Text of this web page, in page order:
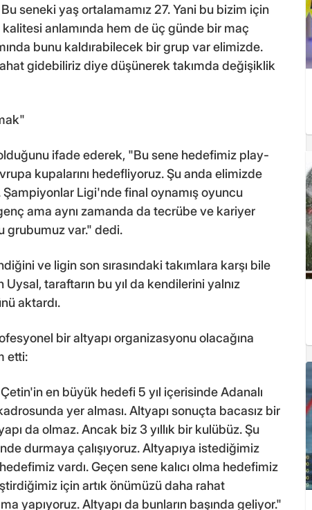
seneki yaş ortalamamız 27. Yani bu bizim için
anlamında hem de üç günde bir maç
bunu kaldırabilecek bir grup var elimizde.
gidebiliriz diye düşünerek takımda değişiklik
ifade ederek, "Bu sene hedefimiz play-
kupalarını hedefliyoruz. Şu anda elimizde
Ligi'nde final oynamış oyuncu
ama aynı zamanda da tecrübe ve kariyer
grubumuz var." dedi.
ve ligin son sırasındaki takımlara karşı bile
taraftarın bu yıl da kendilerini yalnız
aktardı.
bir altyapı organizasyonu olacağına
etti:
en büyük hedefi 5 yıl içerisinde Adanalı
yer alması. Altyapı sonuçta bacasız bir
da olmaz. Ancak biz 3 yıllık bir kulübüz. Şu
durmaya çalışıyoruz. Altyapıya istediğimiz
vardı. Geçen sene kalıcı olma hedefimiz
için artık önümüzü daha rahat
yapıyoruz. Altyapı da bunların başında geliyor."